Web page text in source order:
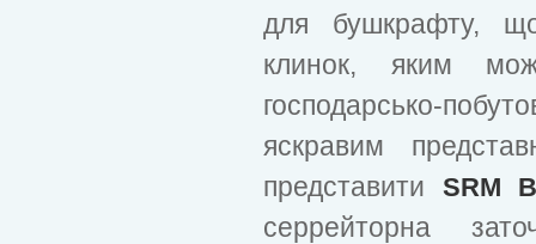
для бушкрафту,
клинок, яким
господарсько-
яскравим
представити SRM
серрейторна